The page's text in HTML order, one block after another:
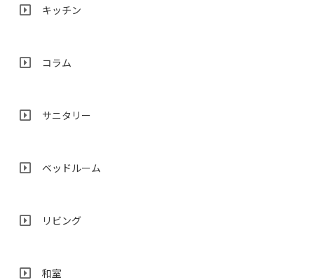
キッチン
コラム
サニタリー
ベッドルーム
リビング
和室